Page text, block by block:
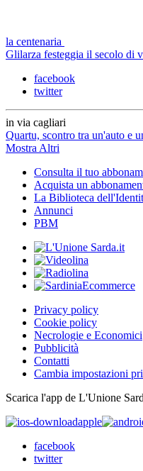
la centenaria
Glilarza festeggia il secolo di
facebook
twitter
in via cagliari
Quartu, scontro tra un'auto e
Mostra Altri
Consulta il tuo
Acquista un
La Biblioteca
Annunci
PBM
Privacy policy
Cookie policy
Necrologie e Economici
Pubblicità
Contatti
Cambia impostazioni
Scarica l'app de L'Unione
apple
facebook
twitter